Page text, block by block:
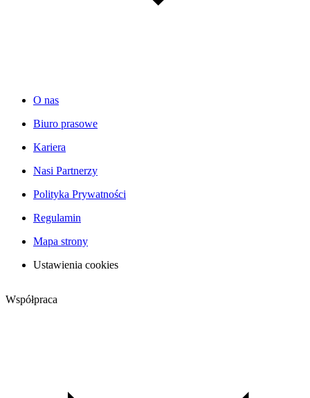
O nas
Biuro prasowe
Kariera
Nasi Partnerzy
Polityka Prywatności
Regulamin
Mapa strony
Ustawienia cookies
Współpraca